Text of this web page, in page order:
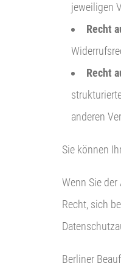
jeweiligen
Recht
Recht
anderen
Sie können
Wenn Sie
Recht, sich
Berliner